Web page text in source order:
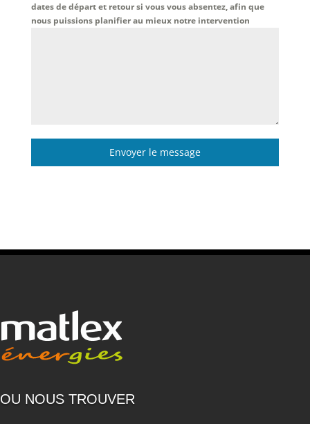
dates de départ et retour si vous vous absentez, afin que
nous puissions planifier au mieux notre intervention
Envoyer le message
OU NOUS TROUVER